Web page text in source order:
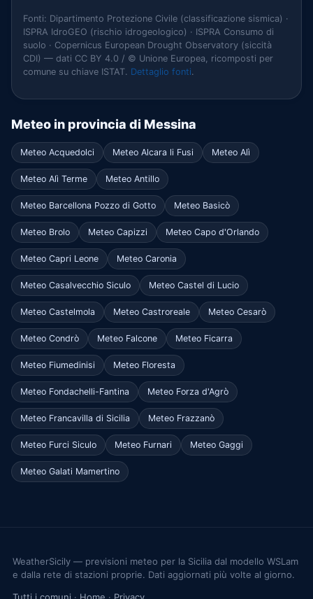
Fonti: Dipartimento Protezione Civile (classificazione sismica) ·
ISPRA IdroGEO (rischio idrogeologico) · ISPRA Consumo di
suolo · Copernicus European Drought Observatory (siccità
CDI) — dati CC BY 4.0 / © Unione Europea, ricomposti per
comune su chiave ISTAT. Dettaglio fonti.
Meteo in provincia di Messina
Meteo Acquedolci Meteo Alcara li Fusi Meteo Alì
Meteo Alì Terme Meteo Antillo
Meteo Barcellona Pozzo di Gotto Meteo Basicò
Meteo Brolo Meteo Capizzi Meteo Capo d'Orlando
Meteo Capri Leone Meteo Caronia
Meteo Casalvecchio Siculo Meteo Castel di Lucio
Meteo Castelmola Meteo Castroreale Meteo Cesarò
Meteo Condrò Meteo Falcone Meteo Ficarra
Meteo Fiumedinisi Meteo Floresta
Meteo Fondachelli-Fantina Meteo Forza d'Agrò
Meteo Francavilla di Sicilia Meteo Frazzanò
Meteo Furci Siculo Meteo Furnari Meteo Gaggi
Meteo Galati Mamertino
WeatherSicily — previsioni meteo per la Sicilia dal modello WSLam
e dalla rete di stazioni proprie. Dati aggiornati più volte al giorno.
Tutti i comuni · Home · Privacy